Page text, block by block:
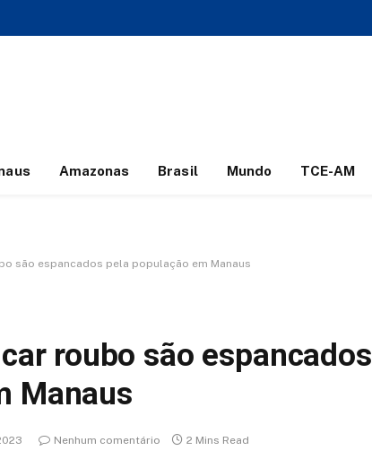
Amazonas Brasil Mundo TCE-AM
são espancados pela população em Manaus
roubo são espancados
Manaus
Nenhum comentário 2 Mins Read